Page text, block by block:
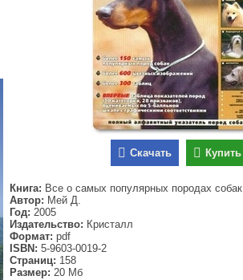
Скачать Купить
Книга: Все о самых популярных породах собак
Автор: Мей Д.
Год: 2005
Издательство: Кристалл
Формат: pdf
ISBN: 5-9603-0019-2
Страниц: 158
Размер: 20 Мб
▼